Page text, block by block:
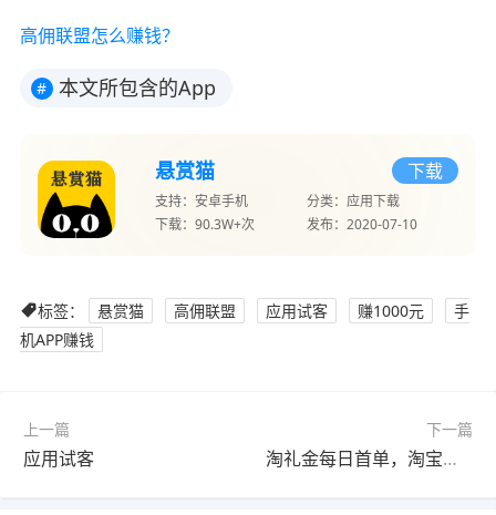
高佣联盟怎么赚钱？
# 本文所包含的App
悬赏猫 下载
支持： 安卓手机 分类： 应用下载
下载： 90.3W+次 发布： 2020-07-10
标签： 悬赏猫 高佣联盟 应用试客 赚1000元
手
机APP赚钱
上一篇
应用试客
下一篇
淘礼金每日首单，淘宝免单0元购教程（每日更新）